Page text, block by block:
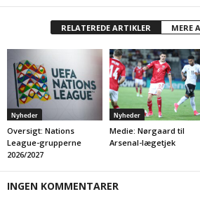
RELATEREDE ARTIKLER MERE
Nyheder
Oversigt: Nations
League-grupperne
2026/2027
Nyheder
Medie: Nørgaard til
Arsenal-lægetjek
INGEN KOMMENTARER